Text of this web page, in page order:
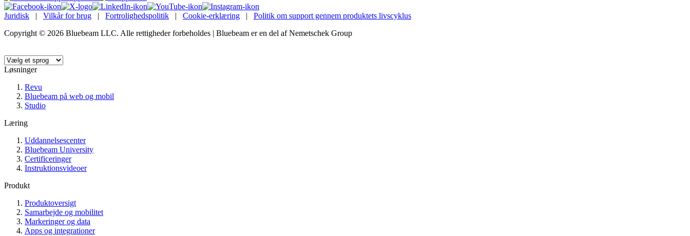
Juridisk | Vilkår for brug | Fortrolighedspolitik | Cookie-erklæring | Politik om support gennem produktets livscyklus
Copyright © 2026 Bluebeam LLC. Alle rettigheder forbeholdes | Bluebeam er en del af Nemetschek Group
Løsninger
Revu
Bluebeam på web og mobil
Studio
Læring
Uddannelsescenter
Bluebeam University
Certificeringer
Instruktionsvideoer
Produkt
Produktoversigt
Samarbejde og mobilitet
Markeringer og data
Apps og integrationer